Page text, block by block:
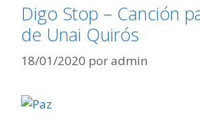
Digo Stop – Canción
de Unai Quirós
18/01/2020 poradmin